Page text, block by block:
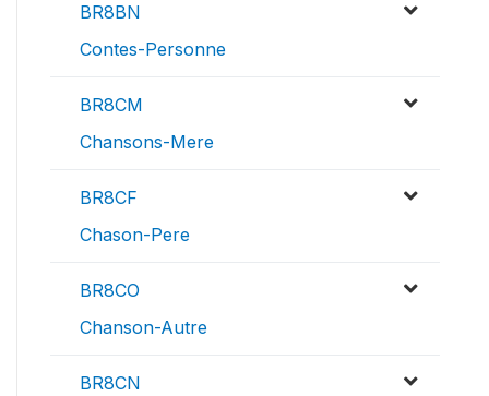
BR8BN
Contes-Personne
BR8CM
Chansons-Mere
BR8CF
Chason-Pere
BR8CO
Chanson-Autre
BR8CN